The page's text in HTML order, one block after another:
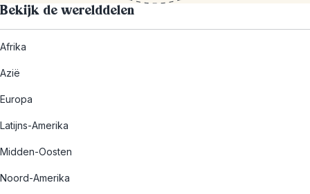
Bekijk de werelddelen
Afrika
Azië
Europa
Latijns-Amerika
Midden-Oosten
Noord-Amerika